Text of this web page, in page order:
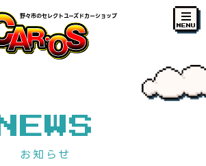
野々市のセレクトユーズドカーショップ
MENU
NEWS
お知らせ